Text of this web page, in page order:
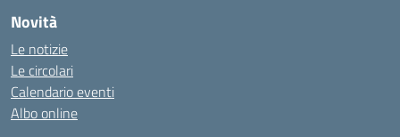
Novità
Le notizie
Le circolari
Calendario eventi
Albo online